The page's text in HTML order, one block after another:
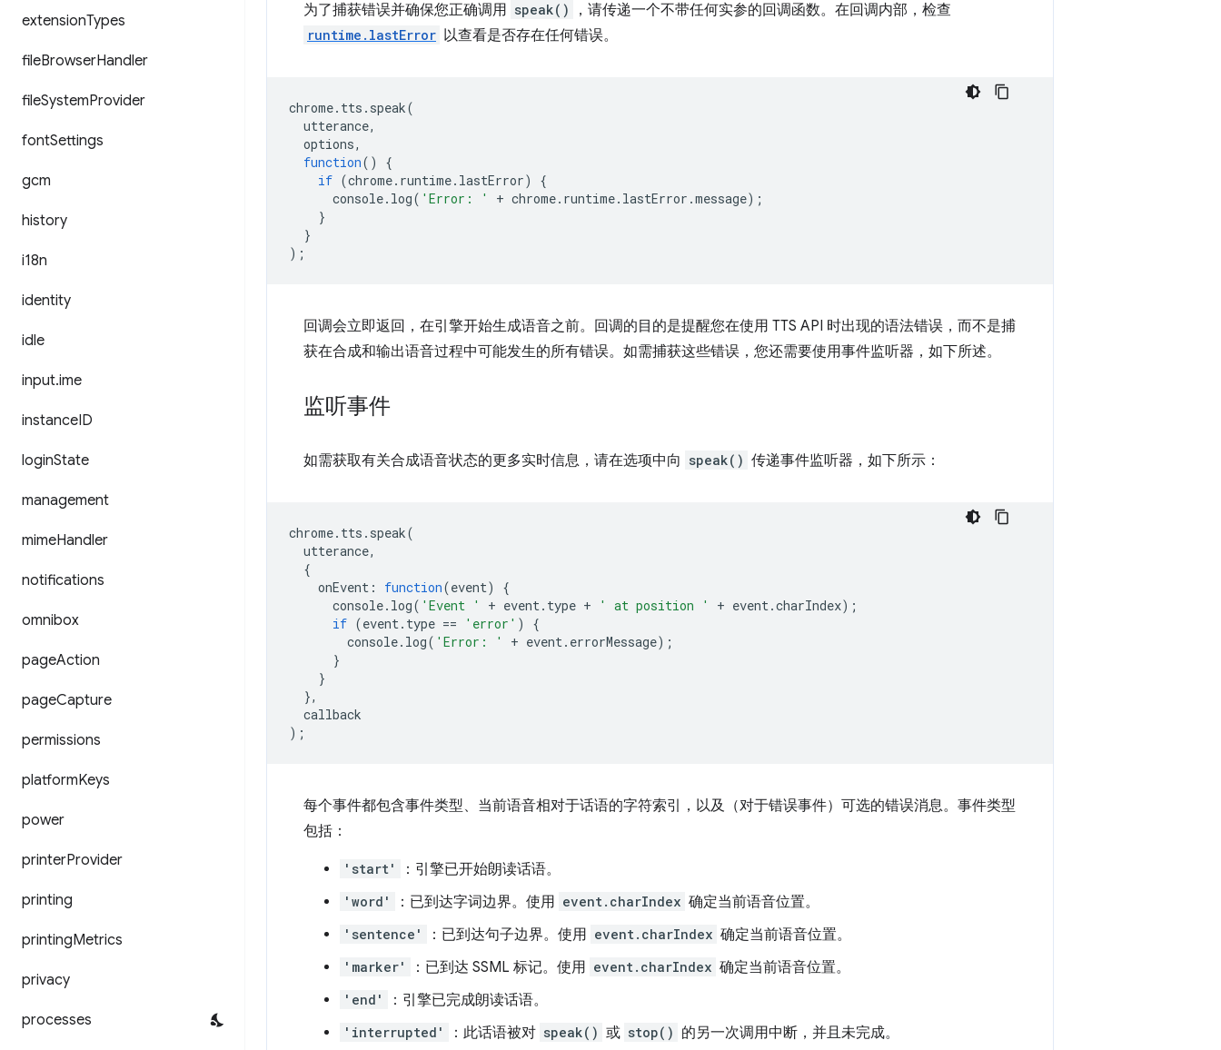
extensionTypes
fileBrowserHandler
fileSystemProvider
fontSettings
gcm
history
i18n
identity
idle
input.ime
instanceID
loginState
management
mimeHandler
notifications
omnibox
pageAction
pageCapture
permissions
platformKeys
power
printerProvider
printing
printingMetrics
privacy
processes
为了捕获错误并确保您正确调用 speak() ，请传递一个不带任何实参的回调函数。在回调内部，检查
runtime.lastError 以查看是否存在任何错误。
chrome. tts . speak(
utterance,
options,
function()
{
if (chrome. runtime. lastError)
{
console. log( 'Error: ' + chrome. runtime. lastError .message);
}
}
);
回调会立即返回，在引擎开始生成语音之前。回调的目的是提醒您在使用 TTS API 时出现的语法错误，而不是捕
获在合成和输出语音过程中可能发生的所有错误。如需捕获这些错误，您还需要使用事件监听器，如下所述。
监听事件
如需获取有关合成语音状态的更多实时信息，请在选项中向 speak() 传递事件监听器，如下所示：
chrome. tts . speak(
utterance,
{
onEvent : function(event)
{
console. log( 'Event ' + event. type + ' at position ' + event.charIndex);
if (event. type == 'error' )
{
console. log( 'Error: ' + event. errorMessage);
}
}
},
callback
);
每个事件都包含事件类型、当前语音相对于话语的字符索引，以及（对于错误事件）可选的错误消息。事件类型
包括：
'start' ：引擎已开始朗读话语。
'word' ：已到达字词边界。使用 event.charIndex 确定当前语音位置。
'sentence' ：已到达句子边界。使用 event.charIndex 确定当前语音位置。
'marker' ：已到达 SSML 标记。使用 event.charIndex 确定当前语音位置。
'end' ：引擎已完成朗读话语。
'interrupted' ：此话语被对 speak() 或 stop() 的另一次调用中断，并且未完成。